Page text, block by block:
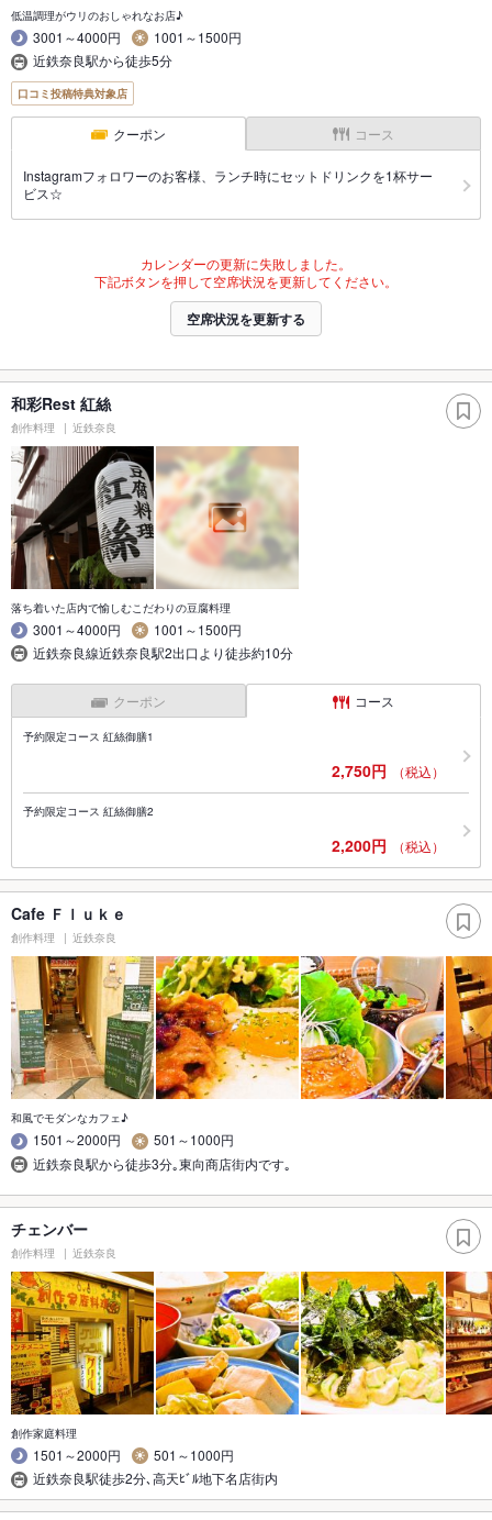
低温調理がウリのおしゃれなお店♪
3001～4000円
1001～1500円
近鉄奈良駅から徒歩5分
口コミ投稿特典対象店
クーポン コース
Instagramフォロワーのお客様、ランチ時にセットドリンクを1杯サー
ビス☆
カレンダーの更新に失敗しました。
下記ボタンを押して空席状況を更新してください。
空席状況を更新する
和彩Rest 紅絲
創作料理 近鉄奈良
落ち着いた店内で愉しむこだわりの豆腐料理
3001～4000円
1001～1500円
近鉄奈良線近鉄奈良駅2出口より徒歩約10分
クーポン コース
予約限定コース 紅絲御膳1
2,750円 （税込）
予約限定コース 紅絲御膳2
2,200円 （税込）
Cafe Ｆｌｕｋｅ
創作料理 近鉄奈良
和風でモダンなカフェ♪
1501～2000円
501～1000円
近鉄奈良駅から徒歩3分｡東向商店街内です｡
チェンバー
創作料理 近鉄奈良
創作家庭料理
1501～2000円
501～1000円
近鉄奈良駅徒歩2分､高天ﾋﾞﾙ地下名店街内